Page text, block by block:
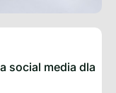
social media dla